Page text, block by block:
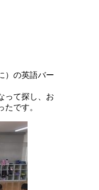
）の英語バー
って探し、お
です。